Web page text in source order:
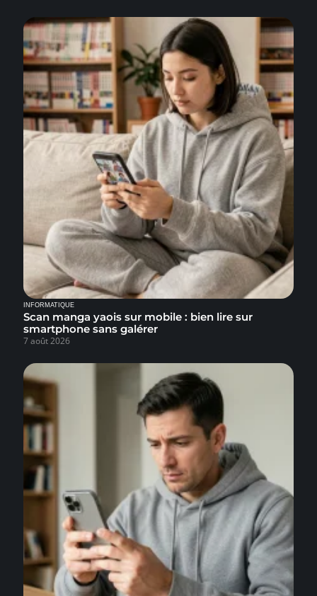
INFORMATIQUE
Scan manga yaois sur mobile : bien lire sur
smartphone sans galérer
7 août 2026